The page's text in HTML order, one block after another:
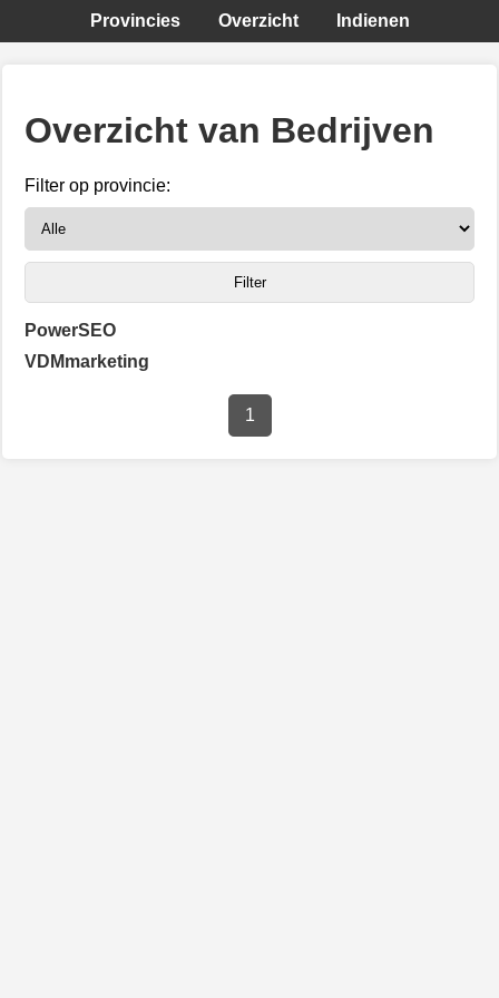
Provincies Overzicht Indienen
Overzicht van Bedrijven
Filter op provincie:
PowerSEO
VDMmarketing
1